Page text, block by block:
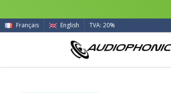
Français English TVA: 20%